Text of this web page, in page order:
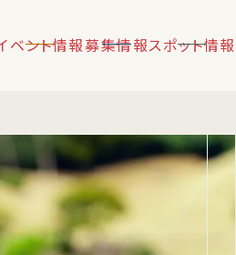
ベント情報募集情報スポット情報